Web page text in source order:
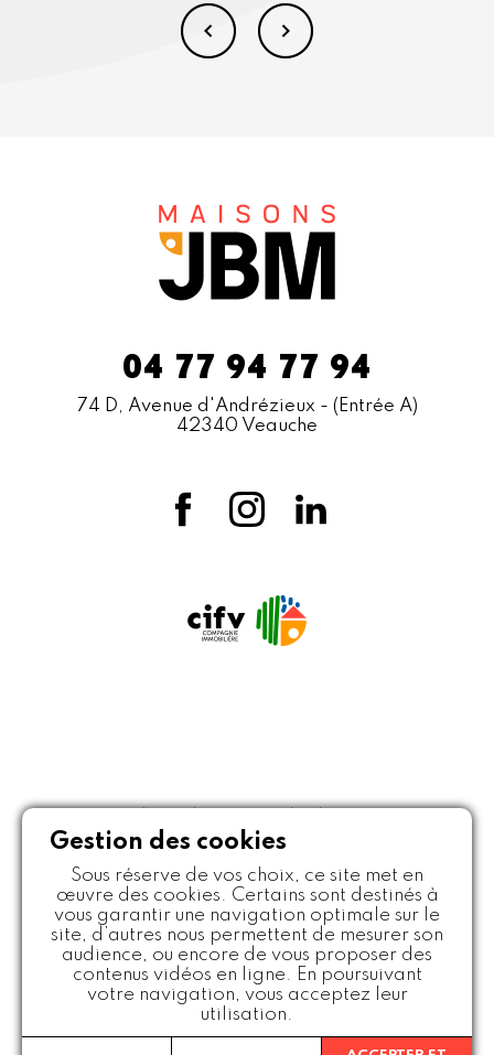
04 77 94 77 94
74 D, Avenue d'Andrézieux - (Entrée A)
42340 Veauche
© JBM Maisons Individuelles
Créateur et constructeur de maisons individuelles Loire et
Haute-Loire - Tous droits réservés
Mentions légales
Crédits
Gestion des cookies
Sous réserve de vos choix, ce site met en
œuvre des cookies. Certains sont destinés à
vous garantir une navigation optimale sur le
site, d’autres nous permettent de mesurer son
audience, ou encore de vous proposer des
contenus vidéos en ligne. En poursuivant
votre navigation, vous acceptez leur
utilisation.